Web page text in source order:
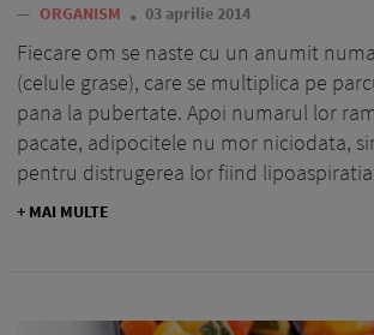
— ORGANISM 03 aprilie 2014
Fiecare om se naste cu un anumit
(celule grase), care se multiplica pe
pana la pubertate. Apoi numarul lor
pacate, adipocitele nu mor niciodata,
pentru distrugerea lor fiind
+ MAI MULTE